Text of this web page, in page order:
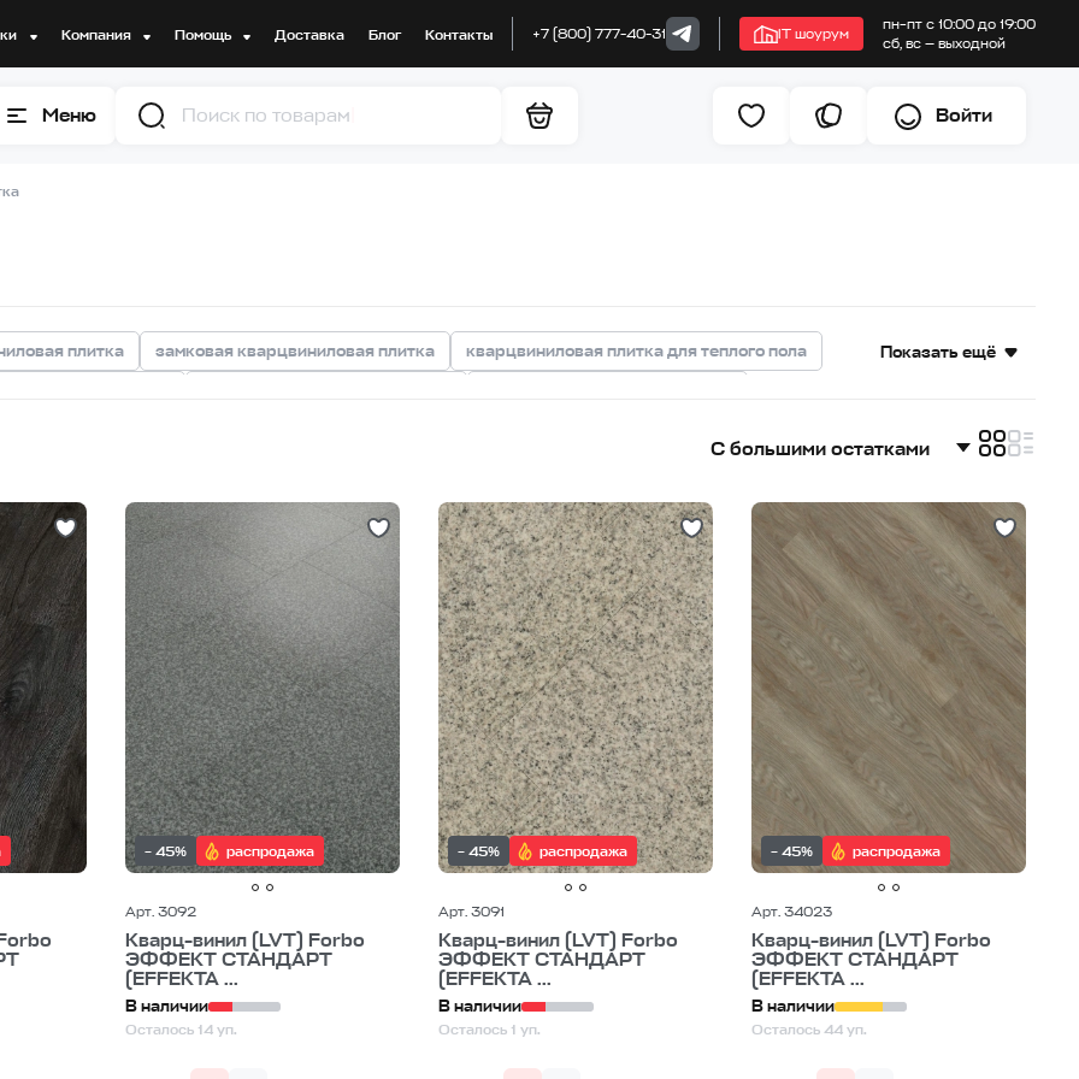
Компания Помощь Доставка Блог Контакты +7 (800) 777-40-31 IT шоурум
пн–пт с 10:00 до 19:00
сб, вс — выходной
Меню Поиск по товарам Войти
плитка замковая кварцвиниловая плитка
кварцвиниловая плитка для теплого пола
для кухни кварцвиниловая плитка под металл
кварцвиниловая плитка под камень
под бетон кварцвиниловая плитка 6 мм
кварцвиниловая плитка 5 мм
мм кварцвиниловая плитка 2 мм
кварцвиниловая плитка 43 класс
34 класс кварцвиниловая плитка 33 класс кварцвиниловая плитка 32 класс
Показать ещё
С большими остатками
Дешевле
Дороже
– 45% распродажа
Арт. 3092
Кварц-винил (LVT) Forbo
ЭФФЕКТ СТАНДАРТ
(EFFEKTA ...
В наличии
Осталось 14 уп.
– 45% распродажа
Арт. 3091
Кварц-винил (LVT) Forbo
ЭФФЕКТ СТАНДАРТ
(EFFEKTA ...
В наличии
Осталось 1 уп.
– 45% распродажа
Арт. 34023
Кварц-винил (LVT) Forbo
ЭФФЕКТ СТАНДАРТ
(EFFEKTA ...
В наличии
Осталось 44 уп.